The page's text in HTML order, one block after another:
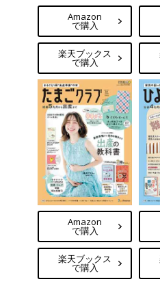
Amazon
で購入
楽天ブックス
で購入
Amazon
で購入
楽天ブックス
で購入